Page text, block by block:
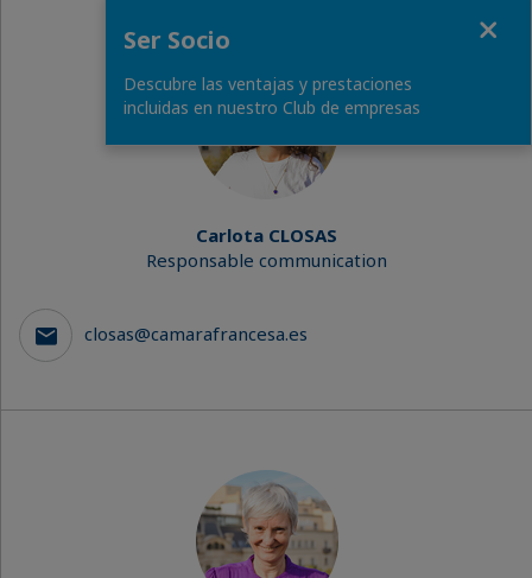
Carlota CLOSAS
Responsable communication
closas@camarafrancesa.es
Ser Socio
Descubre las ventajas y prestaciones
incluidas en nuestro Club de empresas